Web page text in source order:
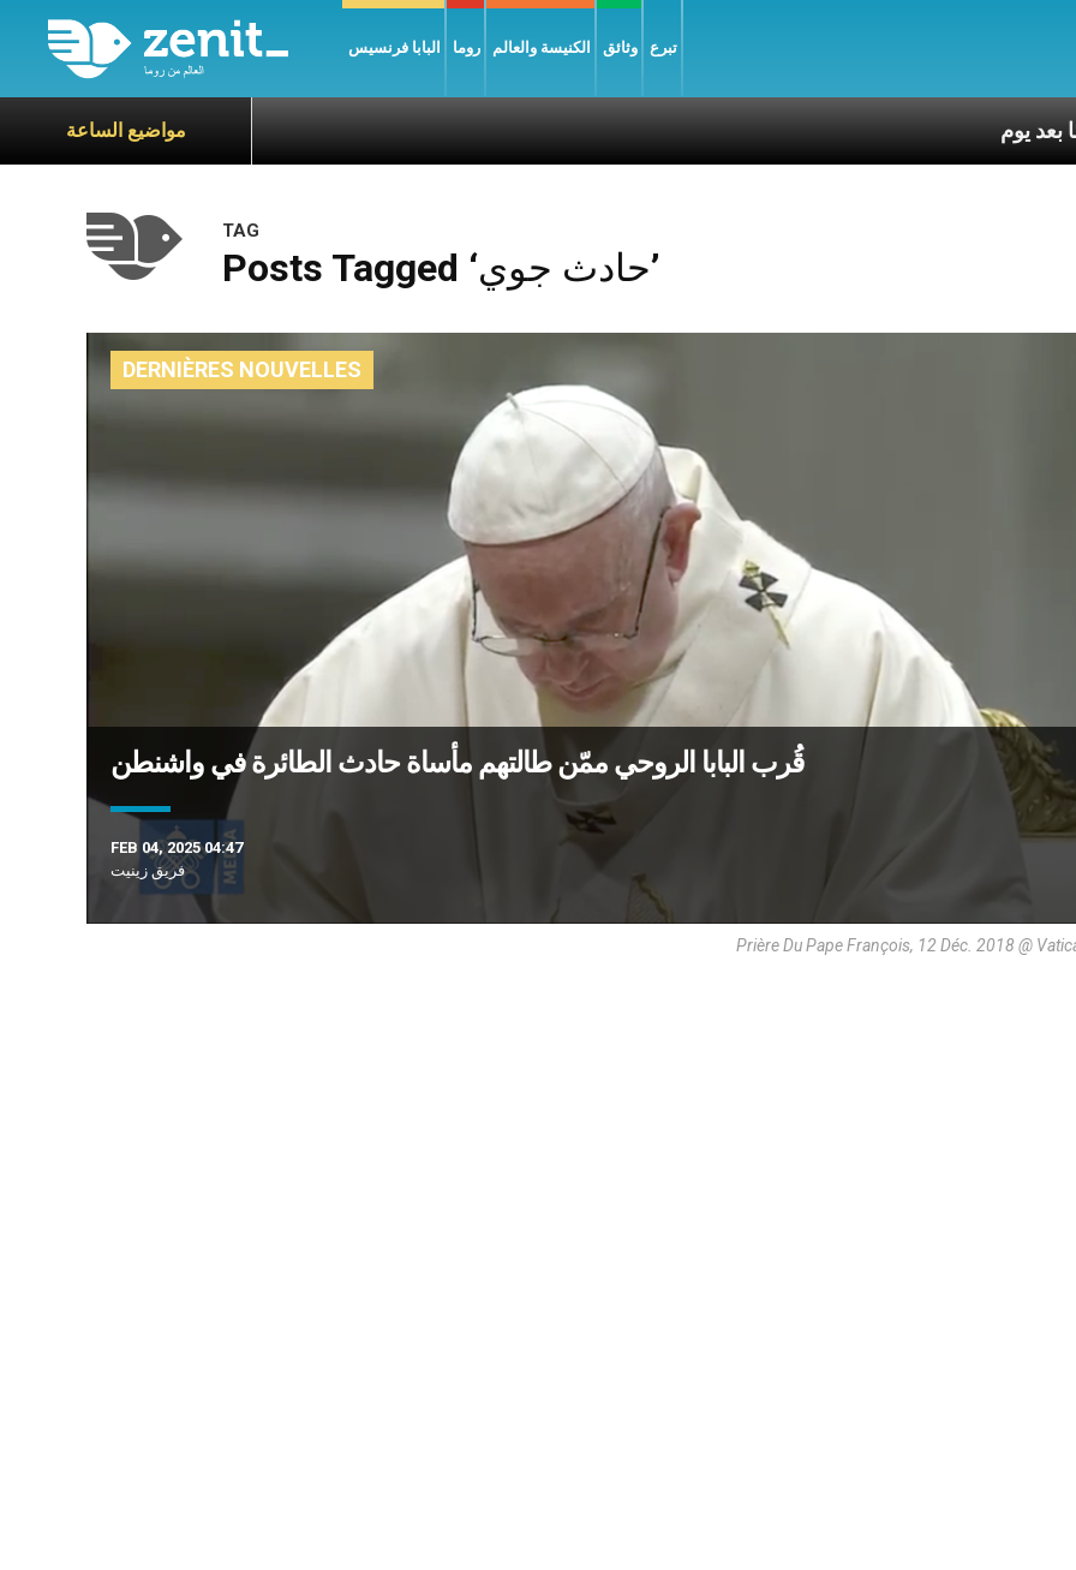
البابا فرنسيس روما الكنيسة والعالم وثائق تبرع
مواضيع الساعة
TAG
Posts Tagged ‘حادث جوي’
DERNIÈRES NOUVELLES
قُرب البابا الروحي ممّن طالتهم مأساة حادث الطائرة في واشنطن
FEB 04, 2025 04:47
فريق زينيت
Prière Du Pape François, 12 Déc. 2018 @